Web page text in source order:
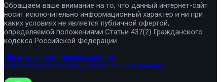
Обращаем ваше внимание на то, что данный интернет-сайт
носит исключительно информационный характер и ни при
каких условиях не является публичной офертой,
определяемой положениями Статьи 437(2) Гражданского
кодекса Российской Федерации.
Политика конфиденциальности
Согласие на обработку персональных данных